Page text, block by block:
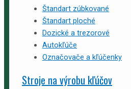
Štandart zúbkované
Štandart ploché
Dozické a trezorové
Autokľúče
Označovače a kľúčenky
Stroje na výrobu kľúčov